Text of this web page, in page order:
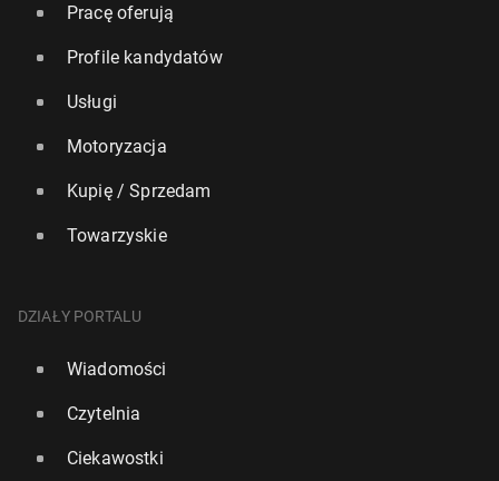
Pracę oferują
Profile kandydatów
Usługi
Motoryzacja
Kupię / Sprzedam
Towarzyskie
DZIAŁY PORTALU
Wiadomości
Czytelnia
Ciekawostki